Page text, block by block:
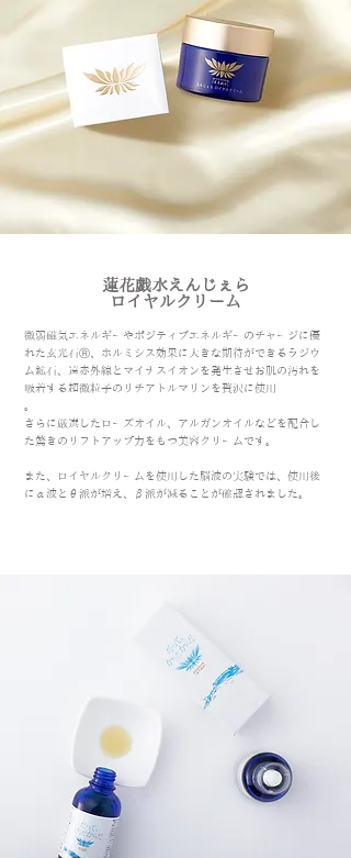
蓮花戯水えんじぇら
ロイヤルクリーム
​微弱磁気エネルギーやポジティブエネルギーのチャージに優
れた玄光石Ⓡ、ホルミシス効果に大きな期待ができるラジウ
ム鉱石、遠赤外線とマイナスイオンを発生させお肌の汚れを
吸着する超微粒子のリチアトルマリンを贅沢に使用
。
さらに厳選したローズオイル、アルガンオイルなどを配合し
た驚きのリフトアップ力をもつ美容クリームです。
​また、ロイヤルクリームを使用した脳波の実験では、使用後
にα波とθ派が増え、β派が減ることが確認されました。